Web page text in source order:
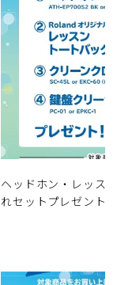
ヘッドホン・レッス
れセットプレゼント